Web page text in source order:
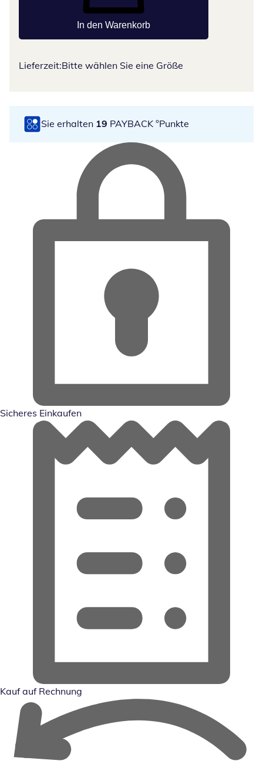
In den Warenkorb
Lieferzeit:Bitte wählen Sie eine Größe
Sie erhalten 19 PAYBACK °Punkte
Sicheres Einkaufen
Kauf auf Rechnung